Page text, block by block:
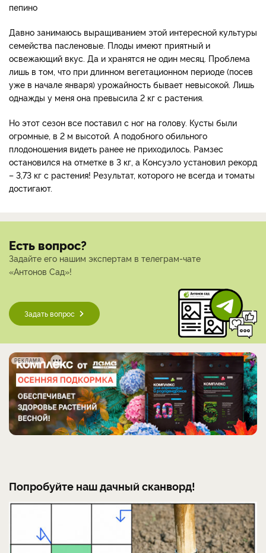
пепино
Давно занимаюсь выращиванием этой интересной культуры
семейства пасленовые. Плоды имеют приятный и
освежающий вкус. Да и хранятся не один месяц. Проблема
лишь в том, что при длинном вегетационном периоде (посев
уже в начале января) урожайность бывает невысокой. Лишь
однажды у меня она превысила 2 кг с растения.
Но этот сезон все поставил с ног на голову. Кусты были
огромные, в 2 м высотой. А подобного обильного
плодоношения видеть ранее не приходилось. Рамзес
остановился на отметке в 3 кг, а Консуэло установил рекорд
– 3,73 кг с растения! Результат, которого не всегда и томаты
достигают.
Есть вопрос?
Задайте его нашим экспертам в телеграм-чате
«Антонов Сад»!
Задать вопрос
РЕКЛАМА
Попробуйте наш дачный сканворд!